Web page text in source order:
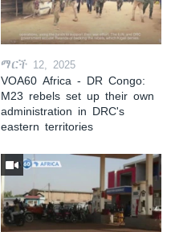
ማርች 12, 2025
VOA60 Africa - DR Congo:
M23 rebels set up their own
administration in DRC's
eastern territories